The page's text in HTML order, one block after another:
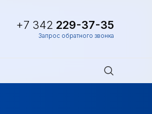
+7 342 229-37-35
Запрос обратного звонка